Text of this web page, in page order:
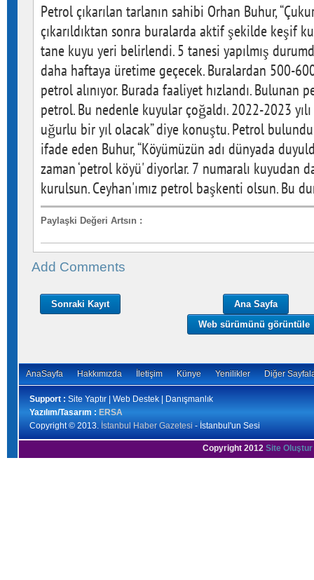
Petrol çıkarılan tarlanın sahibi Orhan Buhur,
çıkarıldıktan sonra buralarda aktif şekilde keşif
tane kuyu yeri belirlendi. 5 tanesi yapılmış
daha haftaya üretime geçecek. Buralardan 500-
petrol alınıyor. Burada faaliyet hızlandı. Bulunan
petrol. Bu nedenle kuyular çoğaldı. 2022-2023
uğurlu bir yıl olacak” diye konuştu. Petrol
ifade eden Buhur, “Köyümüzün adı dünyada
zaman ‘petrol köyü' diyorlar. 7 numaralı kuyudan
kurulsun. Ceyhan'ımız petrol başkenti olsun. Bu
Paylaşki Değeri Artsın :
Add Comments
Sonraki Kayıt
Ana Sayfa
Web sürümünü görüntüle
AnaSayfa Hakkımızda İletişim Künye Yenilikler Diğer
Support : Site Yaptır | Web Destek | Danışmanlık
Yazılım/Tasarım : ERSA
Copyright © 2013. İstanbul Haber Gazetesi - İstanbul'un Sesi
Copyright 2012 Site Oluştur